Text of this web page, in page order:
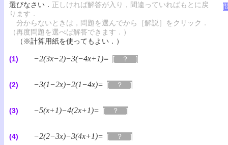
選びなさい． 正しければ解答が入り，間違っていればもとに戻
ります．
分からないときは，問題を選んでから［解説］をクリック．
（再度問題を選べば解答できます．）
（※計算用紙を使ってもよい．）
(1) −2(3x−2)−3(−4x+1)= [ ？ ]
(2) −3(1−2x)−2(1−4x)= [ ？ ]
(3) −5(x+1)−4(2x+1)= [ ？ ]
(4) −2(2−3x)−3(4x+1)= [ ？ ]